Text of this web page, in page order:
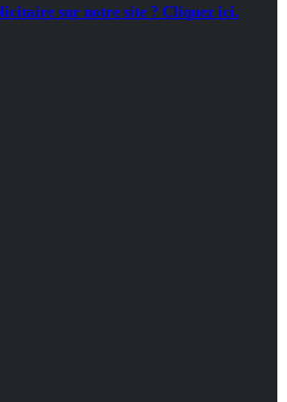
sur notre site ? Cliquez ici.